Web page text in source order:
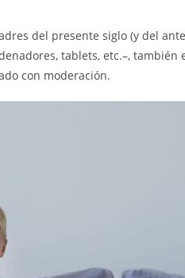
del presente siglo (y del
tablets, etc.–, también
con moderación.